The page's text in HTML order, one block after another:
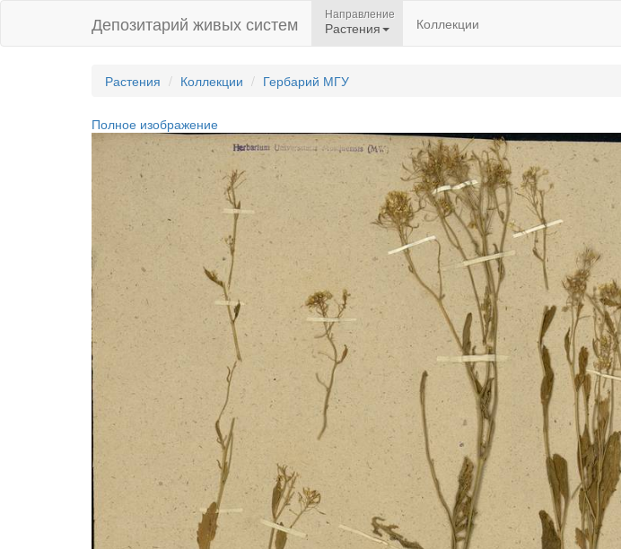
Депозитарий живых систем Направление
Растения Коллекции
Растения Коллекции Гербарий МГУ
Полное изображение